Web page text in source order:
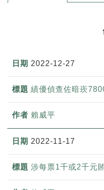
2022-12-27
績優偵查佐暗崁
賴威平
2022-11-17
涉每票1千或2千元